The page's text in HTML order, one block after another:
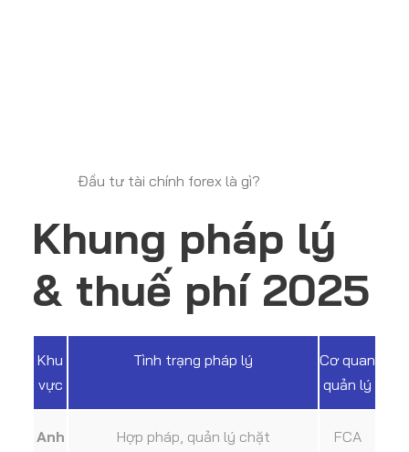
Đầu tư tài chính forex là gì?
Khung pháp lý
& thuế phí 2025
Khu
vực
Tình trạng pháp lý
Cơ quan
quản lý
Anh Hợp pháp, quản lý chặt
FCA